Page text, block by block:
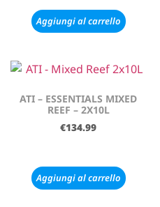
Aggiungi al carrello
ATI – ESSENTIALS MIXED
REEF – 2X10L
€134.99
Aggiungi al carrello